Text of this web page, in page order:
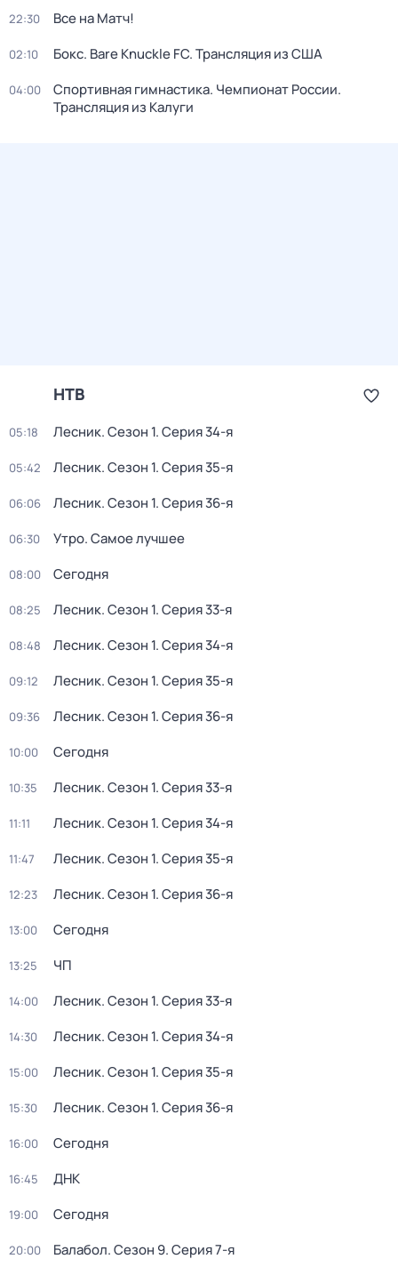
22:30 Все на Матч!
02:10 Бокс. Bare Knuckle FC. Трансляция из США
04:00
Спортивная гимнастика. Чемпионат России.
Трансляция из Калуги
НТВ
05:18 Лесник. Сезон 1. Серия 34-я
05:42 Лесник. Сезон 1. Серия 35-я
06:06 Лесник. Сезон 1. Серия 36-я
06:30 Утро. Самое лучшее
08:00 Сегодня
08:25 Лесник. Сезон 1. Серия 33-я
08:48 Лесник. Сезон 1. Серия 34-я
09:12 Лесник. Сезон 1. Серия 35-я
09:36 Лесник. Сезон 1. Серия 36-я
10:00 Сегодня
10:35 Лесник. Сезон 1. Серия 33-я
11:11 Лесник. Сезон 1. Серия 34-я
11:47 Лесник. Сезон 1. Серия 35-я
12:23 Лесник. Сезон 1. Серия 36-я
13:00 Сегодня
13:25 ЧП
14:00 Лесник. Сезон 1. Серия 33-я
14:30 Лесник. Сезон 1. Серия 34-я
15:00 Лесник. Сезон 1. Серия 35-я
15:30 Лесник. Сезон 1. Серия 36-я
16:00 Сегодня
16:45 ДНК
19:00 Сегодня
20:00 Балабол. Сезон 9. Серия 7-я